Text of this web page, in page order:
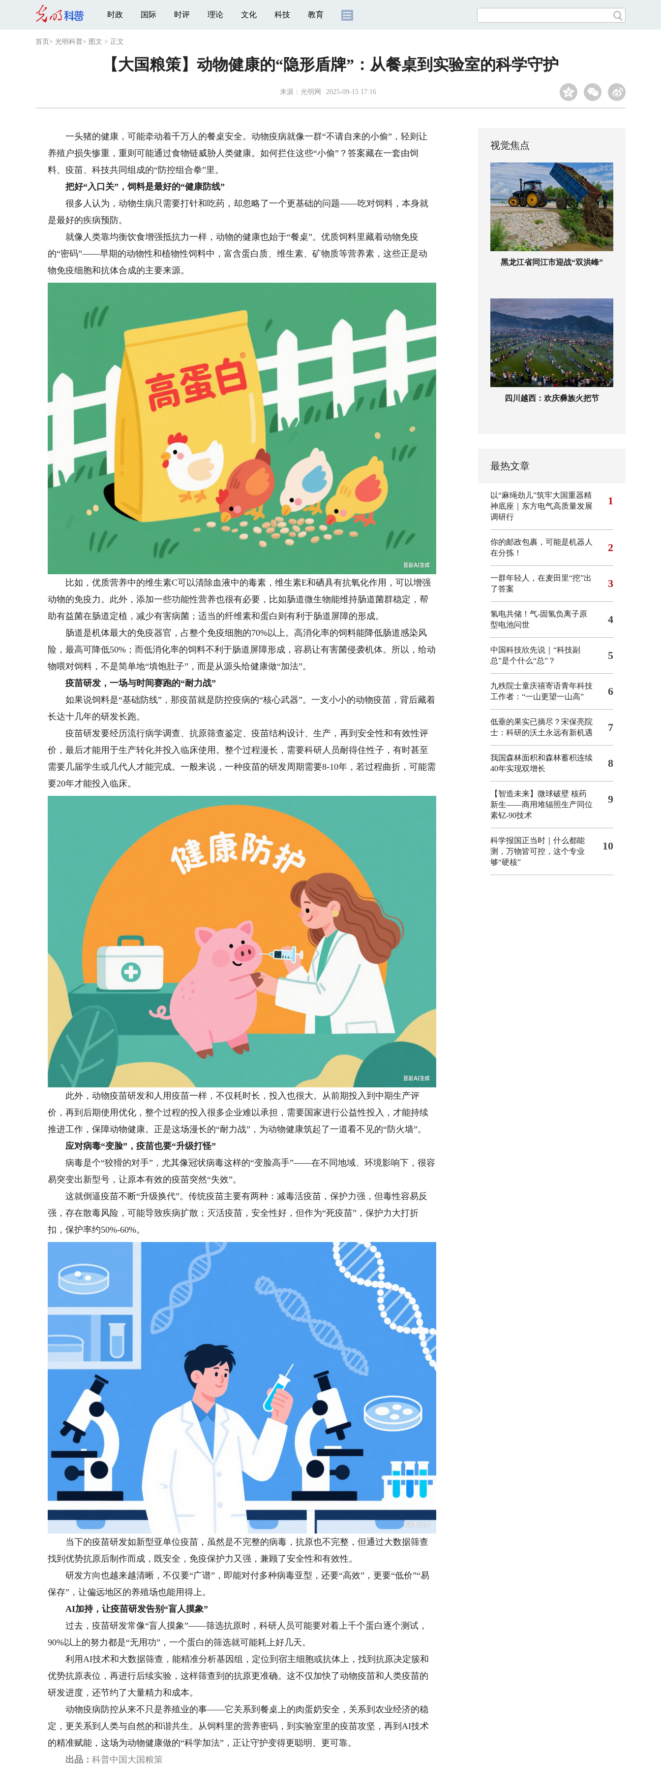
时政 国际 时评 理论 文化 科技 教育
首页 > 光明科普> 图文 > 正文
【大国粮策】动物健康的“隐形盾牌”：从餐桌到实验室的科学守护
来源： 光明网 2025-09-15 17:16
一头猪的健康，可能牵动着千万人的餐桌安全。动物疫病就像一群“不请自来的小偷”，轻则让
养殖户损失惨重，重则可能通过食物链威胁人类健康。如何拦住这些“小偷”？答案藏在一套由饲
料、疫苗、科技共同组成的“防控组合拳”里。
把好“入口关”，饲料是最好的“健康防线”
很多人认为，动物生病只需要打针和吃药，却忽略了一个更基础的问题——吃对饲料，本身就
是最好的疾病预防。
就像人类靠均衡饮食增强抵抗力一样，动物的健康也始于“餐桌”。优质饲料里藏着动物免疫
的“密码”——早期的动物性和植物性饲料中，富含蛋白质、维生素、矿物质等营养素，这些正是动
物免疫细胞和抗体合成的主要来源。
比如，优质营养中的维生素C可以清除血液中的毒素，维生素E和硒具有抗氧化作用，可以增强
动物的免疫力。此外，添加一些功能性营养也很有必要，比如肠道微生物能维持肠道菌群稳定，帮
助有益菌在肠道定植，减少有害病菌；适当的纤维素和蛋白则有利于肠道屏障的形成。
肠道是机体最大的免疫器官，占整个免疫细胞的70%以上。高消化率的饲料能降低肠道感染风
险，最高可降低50%；而低消化率的饲料不利于肠道屏障形成，容易让有害菌侵袭机体。所以，给动
物喂对饲料，不是简单地“填饱肚子”，而是从源头给健康做“加法”。
疫苗研发，一场与时间赛跑的“耐力战”
如果说饲料是“基础防线”，那疫苗就是防控疫病的“核心武器”。一支小小的动物疫苗，背后藏着
长达十几年的研发长跑。
疫苗研发要经历流行病学调查、抗原筛查鉴定、疫苗结构设计、生产，再到安全性和有效性评
价，最后才能用于生产转化并投入临床使用。整个过程漫长，需要科研人员耐得住性子，有时甚至
需要几届学生或几代人才能完成。一般来说，一种疫苗的研发周期需要8-10年，若过程曲折，可能需
要20年才能投入临床。
此外，动物疫苗研发和人用疫苗一样，不仅耗时长，投入也很大。从前期投入到中期生产评
价，再到后期使用优化，整个过程的投入很多企业难以承担，需要国家进行公益性投入，才能持续
推进工作，保障动物健康。正是这场漫长的“耐力战”，为动物健康筑起了一道看不见的“防火墙”。
应对病毒“变脸”，疫苗也要“升级打怪”
病毒是个“狡猾的对手”，尤其像冠状病毒这样的“变脸高手”——在不同地域、环境影响下，很容
易突变出新型号，让原本有效的疫苗突然“失效”。
这就倒逼疫苗不断“升级换代”。传统疫苗主要有两种：减毒活疫苗，保护力强，但毒性容易反
强，存在散毒风险，可能导致疾病扩散；灭活疫苗，安全性好，但作为“死疫苗”，保护力大打折
扣，保护率约50%-60%。
当下的疫苗研发如新型亚单位疫苗，虽然是不完整的病毒，抗原也不完整，但通过大数据筛查
找到优势抗原后制作而成，既安全，免疫保护力又强，兼顾了安全性和有效性。
研发方向也越来越清晰，不仅要“广谱”，即能对付多种病毒亚型，还要“高效”，更要“低价”“易
保存”，让偏远地区的养殖场也能用得上。
AI加持，让疫苗研发告别“盲人摸象”
过去，疫苗研发常像“盲人摸象”——筛选抗原时，科研人员可能要对着上千个蛋白逐个测试，
90%以上的努力都是“无用功”，一个蛋白的筛选就可能耗上好几天。
利用AI技术和大数据筛查，能精准分析基因组，定位到宿主细胞或抗体上，找到抗原决定簇和
优势抗原表位，再进行后续实验，这样筛查到的抗原更准确。这不仅加快了动物疫苗和人类疫苗的
研发进度，还节约了大量精力和成本。
动物疫病防控从来不只是养殖业的事——它关系到餐桌上的肉蛋奶安全，关系到农业经济的稳
定，更关系到人类与自然的和谐共生。从饲料里的营养密码，到实验室里的疫苗攻坚，再到AI技术
的精准赋能，这场为动物健康做的“科学加法”，正让守护变得更聪明、更可靠。
出品：科普中国大国粮策
视觉焦点
黑龙江省同江市迎战“双洪峰”
四川越西：欢庆彝族火把节
最热文章
以“麻绳劲儿”筑牢大国重器精
神底座｜东方电气高质量发展
调研行
1
你的邮政包裹，可能是机器人
在分拣！
2
一群年轻人，在麦田里“挖”出
了答案
3
氢电共储！气-固氢负离子原
型电池问世
4
中国科技欣先说｜“科技副
总”是个什么“总”？
5
九秩院士童庆禧寄语青年科技
工作者：“一山更望一山高”
6
低垂的果实已摘尽？宋保亮院
士：科研的沃土永远有新机遇
7
我国森林面积和森林蓄积连续
40年实现双增长
8
【智造未来】微球破壁 核药
新生——商用堆辐照生产同位
素钇-90技术
9
科学报国正当时｜什么都能
测，万物皆可控，这个专业
够“硬核”
10